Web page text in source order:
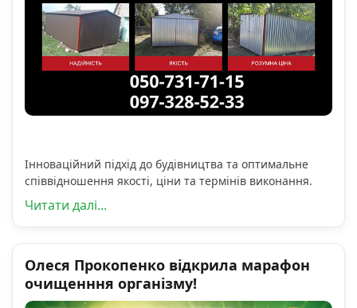
Інноваційний підхід до будівництва та оптимальне
співвідношення якості, ціни та термінів виконання.
Читати далі...
Олеся Прокопенко відкрила марафон
очищенння організму!